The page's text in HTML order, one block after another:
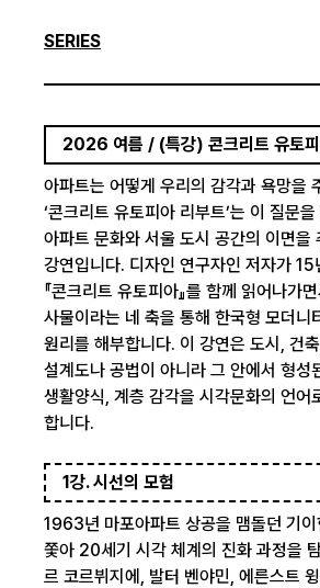
SERIES
2026 여름 / (특강) 콘크리트 유토
아파트는 어떻게 우리의 감각과 욕망을
‘콘크리트 유토피아 리부트’는 이 질문
아파트 문화와 서울 도시 공간의 이면을
강연입니다. 디자인 연구자인 저자가 15
『콘크리트 유토피아』를 함께 읽어나가
사물이라는 네 축을 통해 한국형 모더니
원리를 해부합니다. 이 강연은 도시, 건
설계도나 공법이 아니라 그 안에서 형성
생활양식, 계층 감각을 시각문화의 언어
합니다.
1강. 시선의 모험
1963년 마포아파트 상공을 맴돌던 기
쫓아 20세기 시각 체계의 진화 과정을
르 코르뷔지에, 발터 벤야민, 에른스트